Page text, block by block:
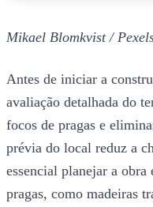
Mikael Blomkvist /
Antes de iniciar a
avaliação detalhada do
focos de pragas e
prévia do local reduz a
essencial planejar a obra
pragas, como madeiras